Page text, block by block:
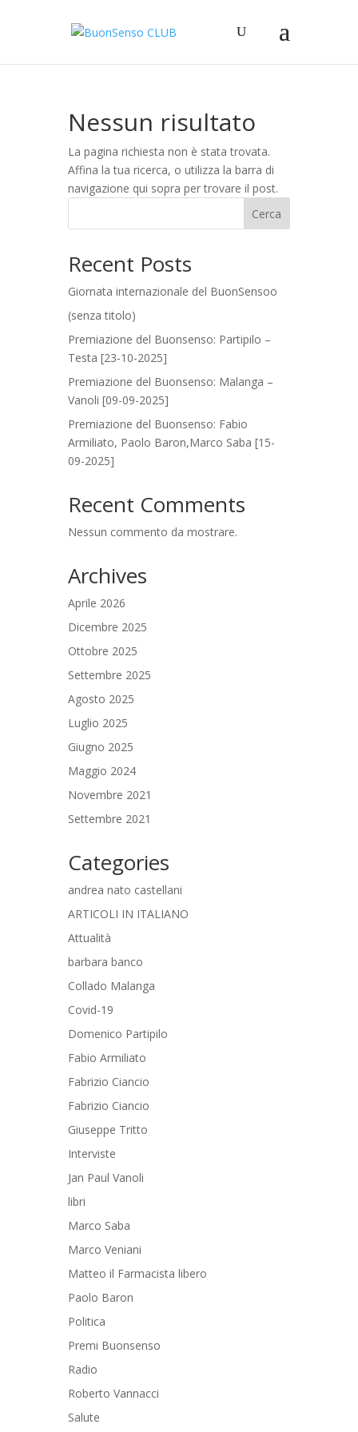
Nessun risultato
La pagina richiesta non è stata trovata.
Affina la tua ricerca, o utilizza la barra di
navigazione qui sopra per trovare il post.
Cerca
Recent Posts
Giornata internazionale del BuonSensoo
(senza titolo)
Premiazione del Buonsenso: Partipilo –
Testa [23-10-2025]
Premiazione del Buonsenso: Malanga –
Vanoli [09-09-2025]
Premiazione del Buonsenso: Fabio
Armiliato, Paolo Baron,Marco Saba [15-
09-2025]
Recent Comments
Nessun commento da mostrare.
Archives
Aprile 2026
Dicembre 2025
Ottobre 2025
Settembre 2025
Agosto 2025
Luglio 2025
Giugno 2025
Maggio 2024
Novembre 2021
Settembre 2021
Categories
andrea nato castellani
ARTICOLI IN ITALIANO
Attualità
barbara banco
Collado Malanga
Covid-19
Domenico Partipilo
Fabio Armiliato
Fabrizio Ciancio
Fabrizio Ciancio
Giuseppe Tritto
Interviste
Jan Paul Vanoli
libri
Marco Saba
Marco Veniani
Matteo il Farmacista libero
Paolo Baron
Politica
Premi Buonsenso
Radio
Roberto Vannacci
Salute